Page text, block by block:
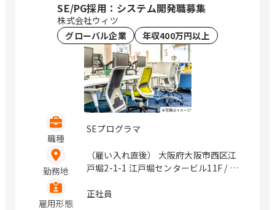
大阪府：1,177円～
SE/PG採用：システム開発職募集
株式会社ウィツ
グローバル企業
年収400万円以上
職種
SEプログラマ
勤務地
（雇い入れ直後） 大阪府大阪市西区江
戸堀2-1-1 江戸堀センタービル11F / 肥
雇用形態
正社員